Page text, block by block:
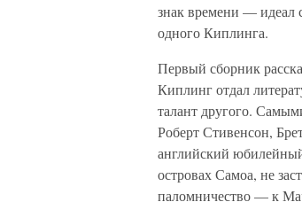
знак времени — идеал
одного Киплинга.
Первый сборник
Киплинг отдал
талант другого.
Роберт Стивенсон,
английский
островах Самоа, не
паломничество — к